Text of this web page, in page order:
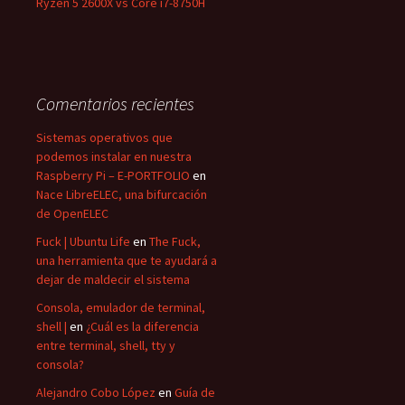
Comentarios recientes
Sistemas operativos que
podemos instalar en nuestra
Raspberry Pi – E-PORTFOLIO en
Nace LibreELEC, una bifurcación
de OpenELEC
Fuck | Ubuntu Life en The Fuck,
una herramienta que te ayudará a
dejar de maldecir el sistema
Consola, emulador de terminal,
shell | en ¿Cuál es la diferencia
entre terminal, shell, tty y
consola?
Alejandro Cobo López en Guía de